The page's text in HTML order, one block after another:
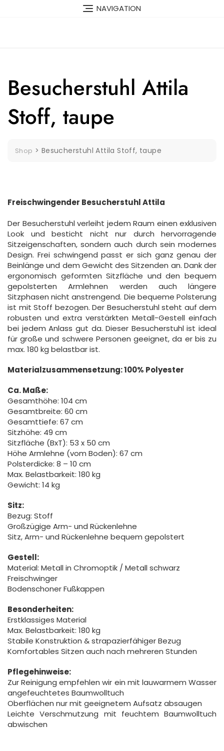
NAVIGATION
Besucherstuhl Attila
Stoff, taupe
Shop > Besucherstuhl Attila Stoff, taupe
Freischwingender Besucherstuhl Attila
Der Besucherstuhl verleiht jedem Raum einen exklusiven
Look und besticht nicht nur durch hervorragende
Sitzeigenschaften, sondern auch durch sein modernes
Design. Frei schwingend passt er sich ganz genau der
Beinlänge und dem Gewicht des Sitzenden an. Dank der
ergonomisch geformten Sitzfläche und den bequem
gepolsterten Armlehnen werden auch längere
Sitzphasen nicht anstrengend. Die bequeme Polsterung
ist mit Stoff bezogen. Der Besucherstuhl steht auf dem
robusten und extra verstärkten Metall-Gestell einfach
bei jedem Anlass gut da. Dieser Besucherstuhl ist ideal
für große und schwere Personen geeignet, da er bis zu
max. 180 kg belastbar ist.
Materialzusammensetzung: 100% Polyester
Ca. Maße:
Gesamthöhe: 104 cm
Gesamtbreite: 60 cm
Gesamttiefe: 67 cm
Sitzhöhe: 49 cm
Sitzfläche (BxT): 53 x 50 cm
Höhe Armlehne (vom Boden): 67 cm
Polsterdicke: 8 – 10 cm
Max. Belastbarkeit: 180 kg
Gewicht: 14 kg
Sitz:
Bezug: Stoff
Großzügige Arm- und Rückenlehne
Sitz, Arm- und Rückenlehne bequem gepolstert
Gestell:
Material: Metall in Chromoptik / Metall schwarz
Freischwinger
Bodenschoner Fußkappen
Besonderheiten:
Erstklassiges Material
Max. Belastbarkeit: 180 kg
Stabile Konstruktion & strapazierfähiger Bezug
Komfortables Sitzen auch nach mehreren Stunden
Pflegehinweise:
Zur Reinigung empfehlen wir ein mit lauwarmem Wasser
angefeuchtetes Baumwolltuch
Oberflächen nur mit geeignetem Aufsatz absaugen
Leichte Verschmutzung mit feuchtem Baumwolltuch
abwischen